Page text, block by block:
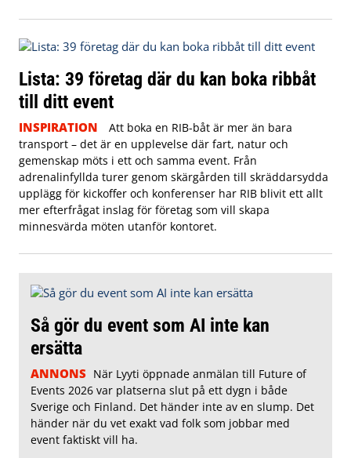
Lista: 39 företag där du kan boka ribbåt
till ditt event
INSPIRATION
Att boka en RIB-båt är mer än bara
transport – det är en upplevelse där fart, natur och
gemenskap möts i ett och samma event. Från
adrenalinfyllda turer genom skärgården till skräddarsydda
upplägg för kickoffer och konferenser har RIB blivit ett allt
mer efterfrågat inslag för företag som vill skapa
minnesvärda möten utanför kontoret.
Så gör du event som AI inte kan
ersätta
ANNONS När Lyyti öppnade anmälan till Future of
Events 2026 var platserna slut på ett dygn i både
Sverige och Finland. Det händer inte av en slump. Det
händer när du vet exakt vad folk som jobbar med
event faktiskt vill ha.